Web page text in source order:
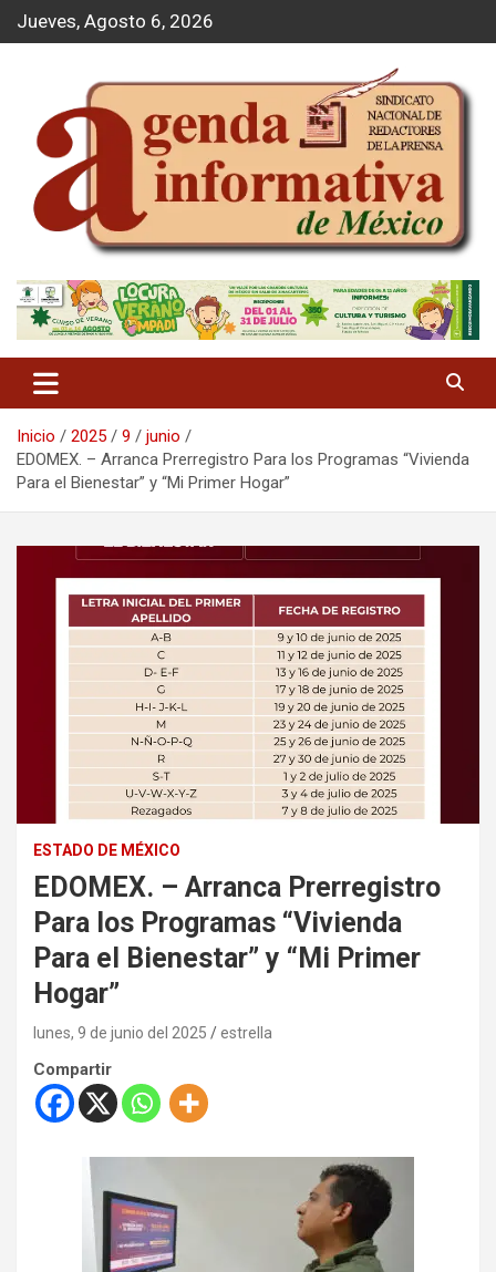
d
Jueves, Agosto 6, 2026
Agenda Informativa
Inicio 2025 9
junio
EDOMEX. – Arranca Prerregistro Para los Programas “Vivienda
Para el Bienestar” y “Mi Primer Hogar”
ESTADO DE MÉXICO
EDOMEX. – Arranca Prerregistro
Para los Programas “Vivienda
Para el Bienestar” y “Mi Primer
Hogar”
lunes, 9 de junio del 2025 estrella
Compartir